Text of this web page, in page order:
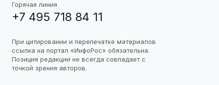
Горячая линия
+7 495 718 84 11
При цитировании и перепечатке материалов
ссылка на портал «ИнфоРос» обязательна.
Позиция редакции не всегда совпадает с
точкой зрения авторов.